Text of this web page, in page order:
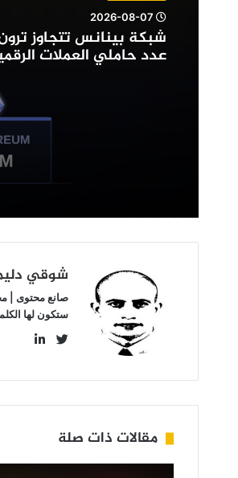
2026-08-07
شبكة بينانس تتجاوز
عدد حاملي العملات
شوقي
صانع محتوى |
ستكون لها
مقالات ذات صلة